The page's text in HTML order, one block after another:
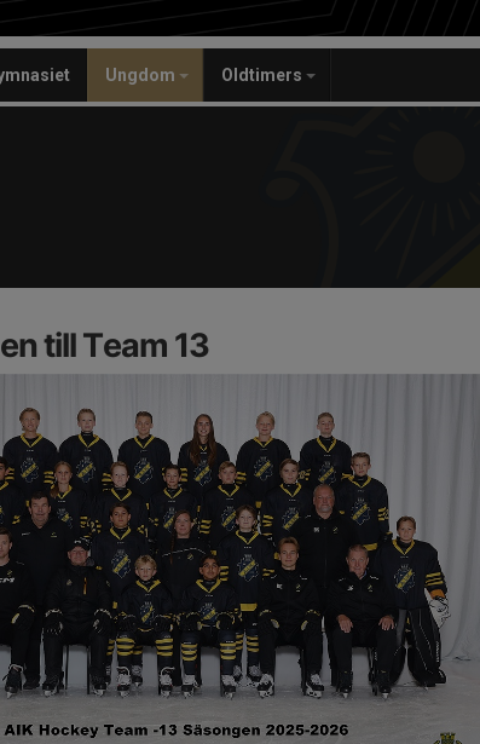
Ungdom Oldtimers
till Team 13